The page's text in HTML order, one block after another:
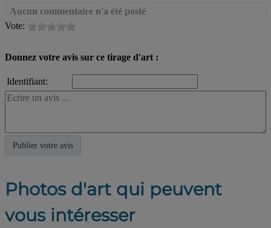
Aucun commentaire n'a été posté
Vote:
Donnez votre avis sur ce tirage d'art :
Identifiant:
Photos d'art qui peuvent
vous intéresser